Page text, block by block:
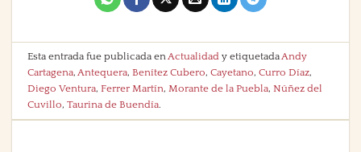
Esta entrada fue publicada enActualidad y etiquetadaAndy
Cartagena,Antequera,Benítez Cubero,Cayetano,Curro Díaz,
Diego Ventura,Ferrer Martín,Morante de la Puebla,Núñez del
Cuvillo,Taurina de Buendía.